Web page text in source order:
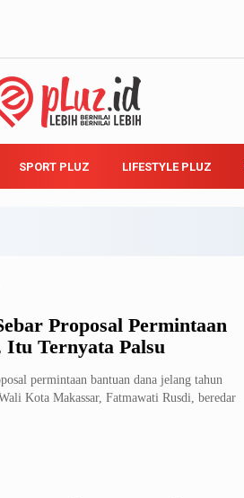
SPORT PLUZ LIFESTYLE PLUZ
Proposal Permintaan
Itu Ternyata Palsu
permintaan bantuan dana jelang tahun
Kota Makassar, Fatmawati Rusdi, beredar